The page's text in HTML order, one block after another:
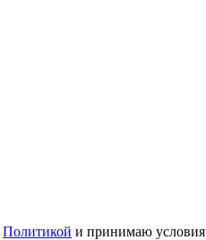
Политикой и принимаю условия